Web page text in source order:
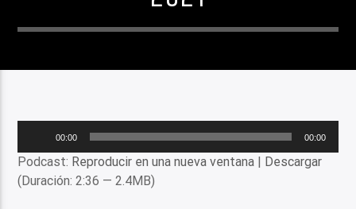
audio
00:00 00:00
Podcast: Reproducir en una nueva ventana | Descargar
(Duración: 2:36 — 2.4MB)